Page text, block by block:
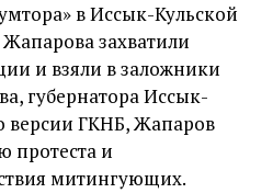
в Иссык-Кульской
захватили
и взяли в заложники
губернатора Иссык-
версии ГКНБ, Жапаров
протеста и
митингующих.